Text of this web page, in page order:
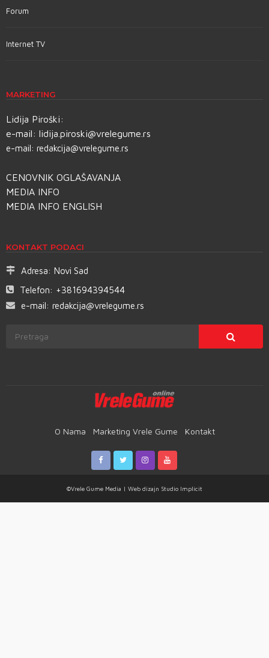
Forum
Internet TV
MARKETING
Lidija Piroški:
e-mail: lidija.piroski@vrelegume.rs
e-mail: redakcija@vrelegume.rs
CENOVNIK OGLAŠAVANJA
MEDIA INFO
MEDIA INFO ENGLISH
KONTAKT PODACI
Adresa: Novi Sad
Telefon: +381694394544
e-mail: redakcija@vrelegume.rs
O Nama Marketing Vrele Gume Kontakt
©Vrele Gume Media | Web dizajn Studio Implicit